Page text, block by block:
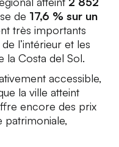
de 17,6 % sur un
très importants
l’intérieur et les
la Costa del Sol.
accessible,
la ville atteint
encore des prix
patrimoniale,